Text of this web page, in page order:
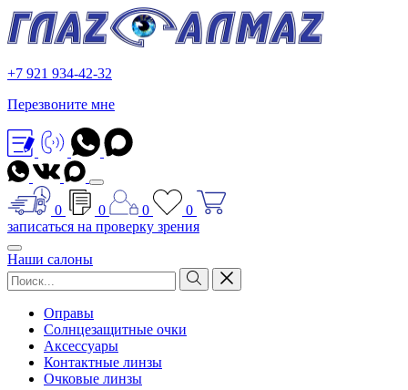
+7 921 934-42-32
Перезвоните мне
0 0 0
0
записаться на проверку зрения
Наши салоны
Оправы
Солнцезащитные очки
Аксессуары
Контактные линзы
Очковые линзы